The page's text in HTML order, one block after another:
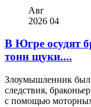
Авг
2026 04
В Югре осудят
тонн щуки....
Злоумышленник был
следствия,
с помощью